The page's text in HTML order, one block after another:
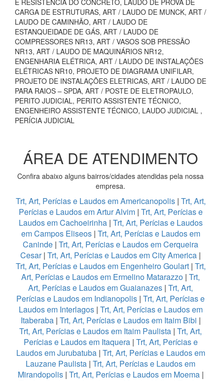
E RESISTÊNCIA DO CONCRETO, LAUDO DE PROVA DE
CARGA DE ESTRUTURAS, ART / LAUDO DE MUNCK, ART /
LAUDO DE CAMINHÃO, ART / LAUDO DE
ESTANQUEIDADE DE GÁS, ART / LAUDO DE
COMPRESSORES NR13, ART / VASOS SOB PRESSÃO
NR13, ART / LAUDO DE MAQUINÁRIOS NR12,
ENGENHARIA ELÉTRICA, ART / LAUDO DE INSTALAÇÕES
ELÉTRICAS NR10, PROJETO DE DIAGRAMA UNIFILAR,
PROJETO DE INSTALAÇÕES ELETRICAS, ART / LAUDO DE
PARA RAIOS – SPDA, ART / POSTE DE ELETROPAULO,
PERITO JUDICIAL, PERITO ASSISTENTE TÉCNICO,
ENGENHEIRO ASSISTENTE TÉCNICO, LAUDO JUDICIAL ,
PERÍCIA JUDICIAL
ÁREA DE ATENDIMENTO
Confira abaixo alguns bairros/cidades atendidas pela nossa
empresa.
Trt, Art, Perícias e Laudos em Americanopolis | Trt, Art,
Perícias e Laudos em Artur Alvim | Trt, Art, Perícias e
Laudos em Cachoeirinha| Trt, Art, Perícias e Laudos
em Campos Eliseos | Trt, Art, Perícias e Laudos em
Caninde | Trt, Art, Perícias e Laudos em Cerqueira
Cesar| Trt, Art, Perícias e Laudos em City America |
Trt, Art, Perícias e Laudos em Engenheiro Goulart | Trt,
Art, Perícias e Laudos em Ermelino Matarazzo | Trt,
Art, Perícias e Laudos em Guaianazes | Trt, Art,
Perícias e Laudos em Indianopolis | Trt, Art, Perícias e
Laudos em Interlagos| Trt, Art, Perícias e Laudos em
Itaberaba| Trt, Art, Perícias e Laudos em Itaim Bibi |
Trt, Art, Perícias e Laudos em Itaim Paulista | Trt, Art,
Perícias e Laudos em Itaquera| Trt, Art, Perícias e
Laudos em Jurubatuba| Trt, Art, Perícias e Laudos em
Lauzane Paulista | Trt, Art, Perícias e Laudos em
Mirandopolis| Trt, Art, Perícias e Laudos em Moema|